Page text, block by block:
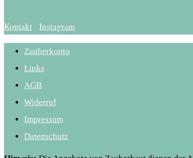
Kontakt Instagram
Zauberkonto
Links
AGB
Widerruf
Impressum
Datenschutz